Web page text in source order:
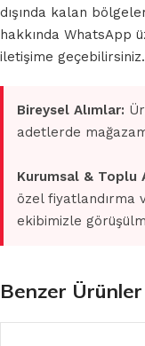
dışında kalan
hakkında WhatsApp
iletişime geçebilirsiniz.
Bireysel Alımlar:
adetlerde
Kurumsal & Toplu
özel fiyatlandırma
ekibimizle
Benzer Ürünler